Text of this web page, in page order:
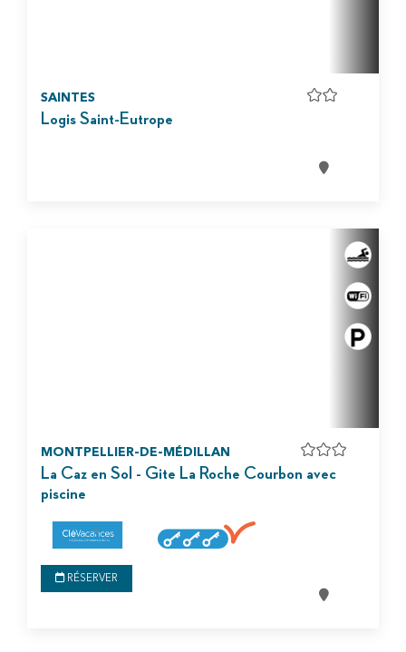
SAINTES
Logis Saint-Eutrope
MONTPELLIER-DE-MÉDILLAN
La Caz en Sol - Gite La Roche Courbon avec
piscine
RÉSERVER